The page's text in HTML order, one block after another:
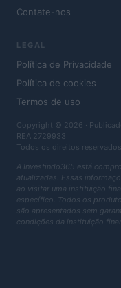
Contate-nos
LEGAL
Política de Privacidade
Política de cookies
Termos de uso
Copyright © 2026 ·
REA 2729933
Todos os direitos reservados
A Investindo365 está
atualizadas. Essas
ao visitar uma instituição
específico. Todos os
são apresentados sem
condições da instituição